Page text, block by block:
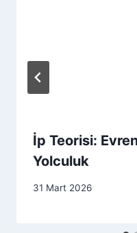
İp Teorisi:
Yolculuk
31 Mart 2026